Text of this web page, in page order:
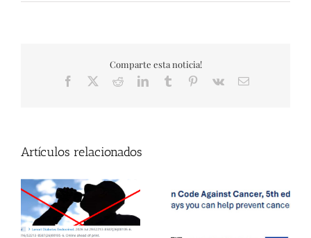
Comparte esta noticia!
Facebook RedditLinkedInTumblr Pinterest
Vk
Correo
Artículos relacionados